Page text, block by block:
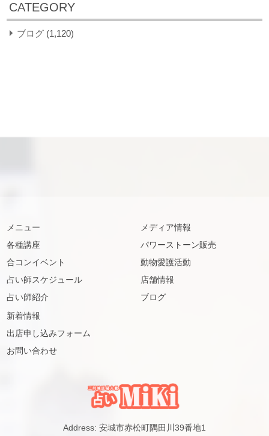
CATEGORY
ブログ (1,120)
メニュー
各種講座
合コンイベント
占い師スケジュール
占い師紹介
メディア情報
パワーストーン販売
動物愛護活動
店舗情報
ブログ
新着情報
出店申し込みフォーム
お問い合わせ
Address: 安城市赤松町隅田川39番地1